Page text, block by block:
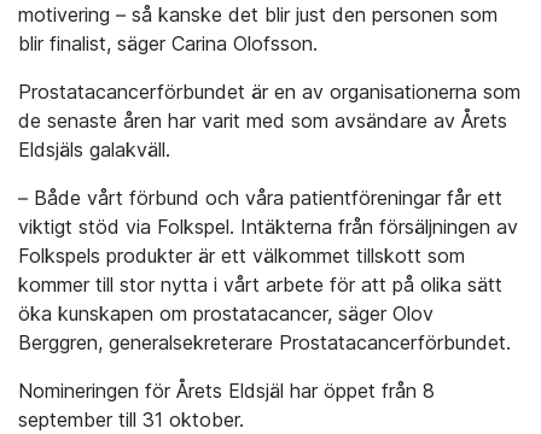
motivering – så kanske det blir just den personen som
blir finalist, säger Carina Olofsson.
Prostatacancerförbundet är en av organisationerna som
de senaste åren har varit med som avsändare av Årets
Eldsjäls galakväll.
– Både vårt förbund och våra patientföreningar får ett
viktigt stöd via Folkspel. Intäkterna från försäljningen av
Folkspels produkter är ett välkommet tillskott som
kommer till stor nytta i vårt arbete för att på olika sätt
öka kunskapen om prostatacancer, säger Olov
Berggren, generalsekreterare Prostatacancerförbundet.
Nomineringen för Årets Eldsjäl har öppet från 8
september till 31 oktober.